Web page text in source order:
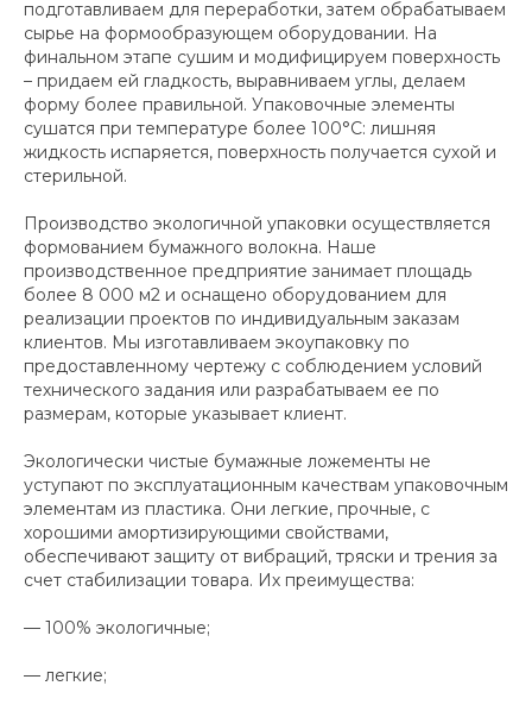
подготавливаем для переработки, затем обрабатываем
сырье на формообразующем оборудовании. На
финальном этапе сушим и модифицируем поверхность
– придаем ей гладкость, выравниваем углы, делаем
форму более правильной. Упаковочные элементы
сушатся при температуре более 100°С: лишняя
жидкость испаряется, поверхность получается сухой и
стерильной.
Производство экологичной упаковки осуществляется
формованием бумажного волокна. Наше
производственное предприятие занимает площадь
более 8 000 м2 и оснащено оборудованием для
реализации проектов по индивидуальным заказам
клиентов. Мы изготавливаем экоупаковку по
предоставленному чертежу с соблюдением условий
технического задания или разрабатываем ее по
размерам, которые указывает клиент.
Экологически чистые бумажные ложементы не
уступают по эксплуатационным качествам упаковочным
элементам из пластика. Они легкие, прочные, с
хорошими амортизирующими свойствами,
обеспечивают защиту от вибраций, тряски и трения за
счет стабилизации товара. Их преимущества:
— 100% экологичные;
— легкие;